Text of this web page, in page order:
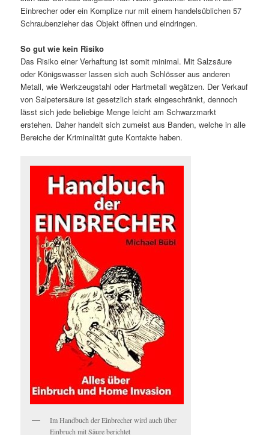
Einbrecher oder ein Komplize nur mit einem handelsüblichen 57
Schraubenzieher das Objekt öffnen und eindringen.
So gut wie kein Risiko
Das Risiko einer Verhaftung ist somit minimal. Mit Salzsäure
oder Königswasser lassen sich auch Schlösser aus anderen
Metall, wie Werkzeugstahl oder Hartmetall wegätzen. Der Verkauf
von Salpetersäure ist gesetzlich stark eingeschränkt, dennoch
lässt sich jede beliebige Menge leicht am Schwarzmarkt
erstehen. Daher handelt sich zumeist aus Banden, welche in alle
Bereiche der Kriminalität gute Kontakte haben.
Im Handbuch der Einbrecher wird auch über
Einbruch mit Säure berichtet